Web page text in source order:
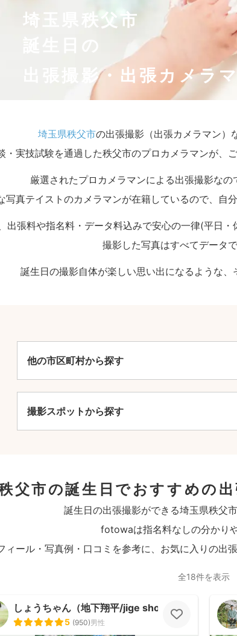
埼玉県秩父市
出張撮影・出張カメラマ
埼玉県秩父市の出張撮影（出張カメラマン）
・実技試験を通過した秩父市のプロカメラマンが、
厳選されたプロカメラマンによる出張撮影なの
写真テイストのカメラマンが在籍しているので、自
出張料や指名料・データ料込みで安心の一律(平日
撮影した写真はすべてデータ
誕生日の撮影自体が楽しい思い出になるような、
他の市区町村から探す
撮影スポットから探す
父市の誕生日でおすすめの
誕生日の出張撮影ができる埼玉県秩父
fotowaは指名料なしの分かり
ィール・写真例・口コミを参考に、お気に入りの出
全18件を表示
しょうちゃん（地下翔平/jige shohe）
5 (950)男性